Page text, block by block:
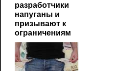
разработчики
напуганы и
призывают к
ограничениям